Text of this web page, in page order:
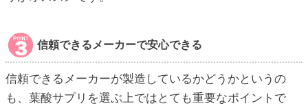
信頼できるメーカーで安心できる
信頼できるメーカーが製造しているかどうかというの
も、葉酸サプリを選ぶ上ではとても重要なポイントで